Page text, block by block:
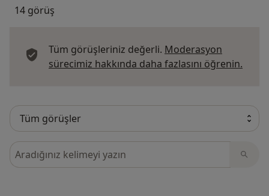
14 görüş
Tüm görüşleriniz değerli. Moderasyon
sürecimiz hakkında daha fazlasını öğrenin.
Görüşler içerisinde ara